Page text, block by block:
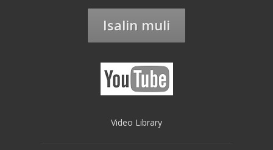
Isalin muli
Video Library